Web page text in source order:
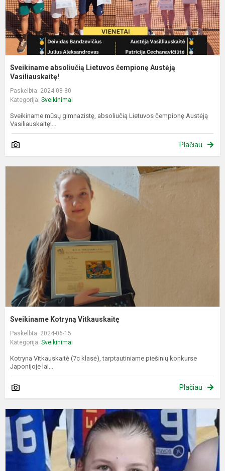
Sveikiname absoliučią Lietuvos čempionę Austėją
Vasiliauskaitę!
Paskelbta: 2024-08-30
Kategorija: Sveikinimai
Sveikiname mūsų gimnazistę, absoliučią Lietuvos čempionę Austėją
Vasiliauskaitę!...
Plačiau
Sveikiname Kotryną Vitkauskaitę
Paskelbta: 2024-06-15
Kategorija: Sveikinimai
Kotryna Vitkauskaitė (7c klasė), tarptautiniame piešinių konkurse
Japonijoje lai...
Plačiau